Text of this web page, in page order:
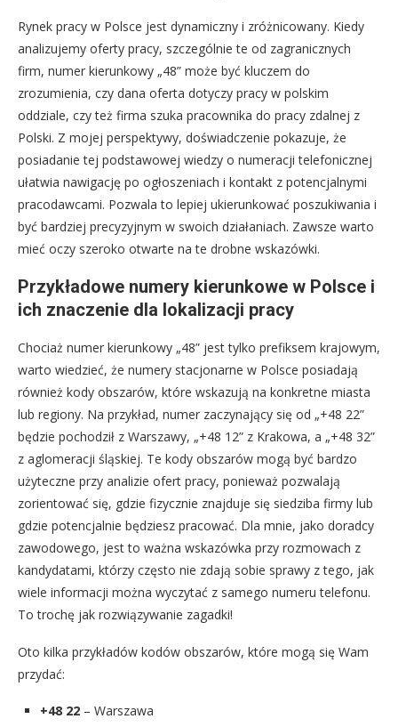
Rynek pracy w Polsce jest dynamiczny i zróżnicowany. Kiedy
analizujemy oferty pracy, szczególnie te od zagranicznych
firm, numer kierunkowy „48” może być kluczem do
zrozumienia, czy dana oferta dotyczy pracy w polskim
oddziale, czy też firma szuka pracownika do pracy zdalnej z
Polski. Z mojej perspektywy, doświadczenie pokazuje, że
posiadanie tej podstawowej wiedzy o numeracji telefonicznej
ułatwia nawigację po ogłoszeniach i kontakt z potencjalnymi
pracodawcami. Pozwala to lepiej ukierunkować poszukiwania i
być bardziej precyzyjnym w swoich działaniach. Zawsze warto
mieć oczy szeroko otwarte na te drobne wskazówki.
Przykładowe numery kierunkowe w Polsce i
ich znaczenie dla lokalizacji pracy
Chociaż numer kierunkowy „48” jest tylko prefiksem krajowym,
warto wiedzieć, że numery stacjonarne w Polsce posiadają
również kody obszarów, które wskazują na konkretne miasta
lub regiony. Na przykład, numer zaczynający się od „+48 22”
będzie pochodził z Warszawy, „+48 12” z Krakowa, a „+48 32”
z aglomeracji śląskiej. Te kody obszarów mogą być bardzo
użyteczne przy analizie ofert pracy, ponieważ pozwalają
zorientować się, gdzie fizycznie znajduje się siedziba firmy lub
gdzie potencjalnie będziesz pracować. Dla mnie, jako doradcy
zawodowego, jest to ważna wskazówka przy rozmowach z
kandydatami, którzy często nie zdają sobie sprawy z tego, jak
wiele informacji można wyczytać z samego numeru telefonu.
To trochę jak rozwiązywanie zagadki!
Oto kilka przykładów kodów obszarów, które mogą się Wam
przydać:
+48 22 – Warszawa